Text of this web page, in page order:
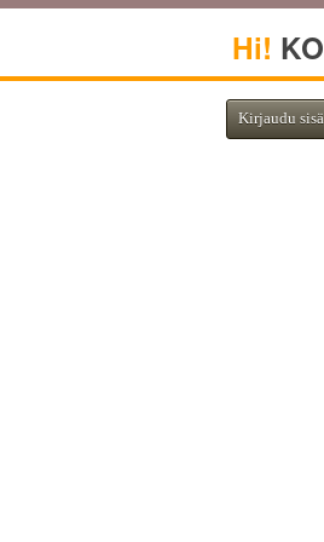
Hi!
Kirjaudu